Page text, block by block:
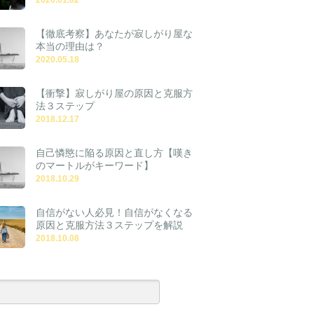
【徹底考察】あなたが寂しがり屋な
本当の理由は？
2020.05.18
【衝撃】寂しがり屋の原因と克服方
法３ステップ
2018.12.17
自己憐愍に陥る原因と直し方【嘆き
のマートルがキーワード】
2018.10.29
自信がない人必見！自信がなくなる
原因と克服方法３ステップを解説
2018.10.08